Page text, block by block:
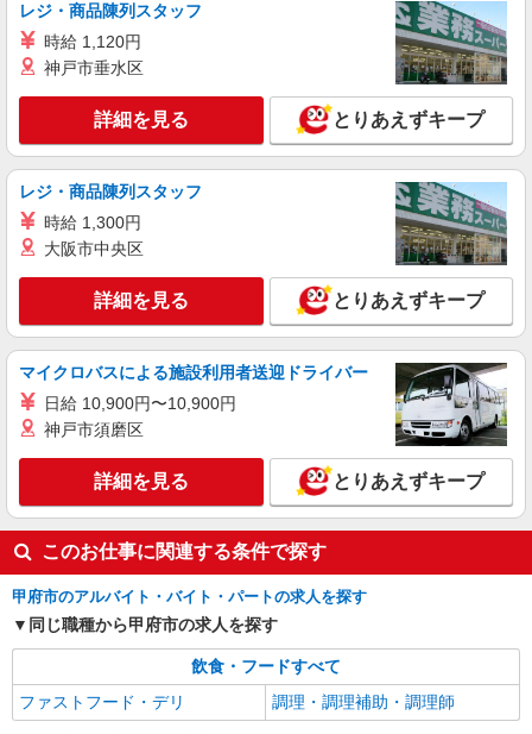
レジ・商品陳列スタッフ
時給 1,120円
神戸市垂水区
詳細を見る とりあえずキープ
レジ・商品陳列スタッフ
時給 1,300円
大阪市中央区
詳細を見る とりあえずキープ
マイクロバスによる施設利用者送迎ドライバー
日給 10,900円〜10,900円
神戸市須磨区
詳細を見る とりあえずキープ
このお仕事に関連する条件で探す
甲府市のアルバイト・バイト・パートの求人を探す
同じ職種から甲府市の求人を探す
飲食・フードすべて
ファストフード・デリ
調理・調理補助・調理師